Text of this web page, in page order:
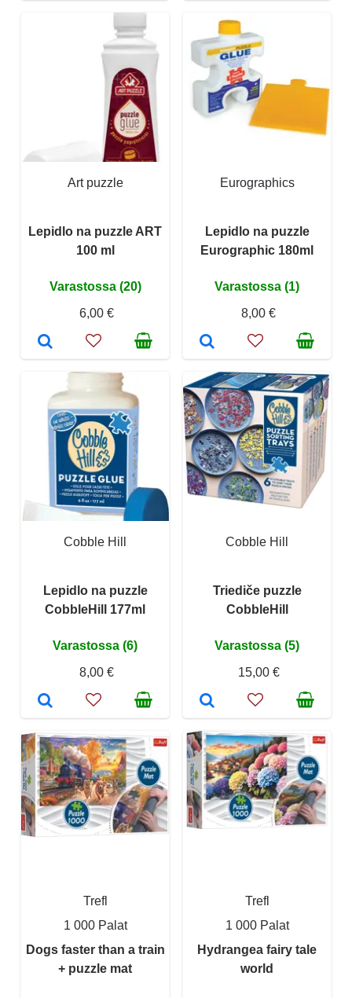
Art puzzle
Lepidlo na puzzle ART
100 ml
Varastossa (20)
6,00 €
Eurographics
Lepidlo na puzzle
Eurographic 180ml
Varastossa (1)
8,00 €
Cobble Hill
Lepidlo na puzzle
CobbleHill 177ml
Varastossa (6)
8,00 €
Cobble Hill
Triediče puzzle
CobbleHill
Varastossa (5)
15,00 €
Trefl
1 000 Palat
Dogs faster than a train
+ puzzle mat
Trefl
1 000 Palat
Hydrangea fairy tale
world